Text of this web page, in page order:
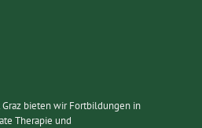
bieten wir Fortbildungen in
Therapie und